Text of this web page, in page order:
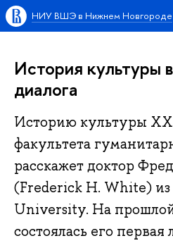
НИУ ВШЭ в Нижнем Новгороде
История культуры
диалога
Историю культуры XX
факультета
расскажет доктор
(Frederick H. White)
University. На
состоялась его